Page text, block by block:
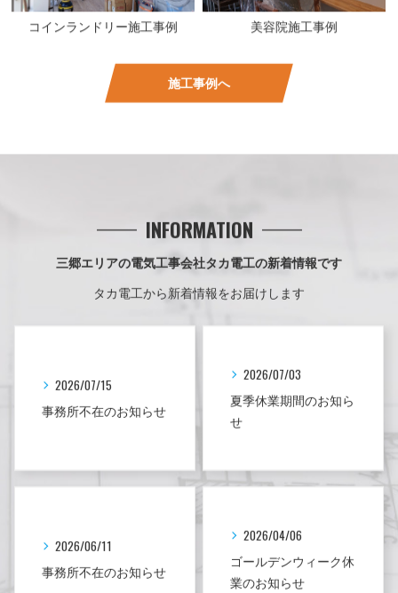
美容院施工事例 高圧電気
施工事例へ
三郷エリアの電気工事会社タカ電工の新着情報です
INFORMATION
タカ電工から新着情報をお届けします
2026/07/15
事務所不在のお知らせ
2026/07/03
夏季休業期間のお知ら
せ
2026/06/11
事務所不在のお知らせ
2026/04/06
ゴールデンウィーク休
業のお知らせ